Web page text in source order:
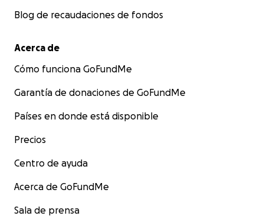
Blog de recaudaciones de fondos
Acerca de
Cómo funciona GoFundMe
Garantía de donaciones de GoFundMe
Países en donde está disponible
Precios
Centro de ayuda
Acerca de GoFundMe
Sala de prensa